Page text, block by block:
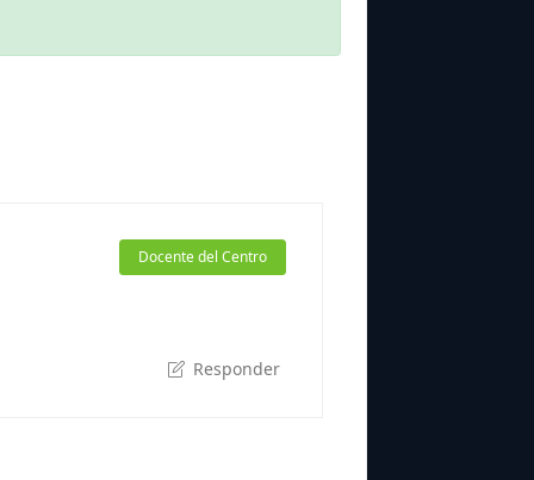
Docente del Centro
Responder